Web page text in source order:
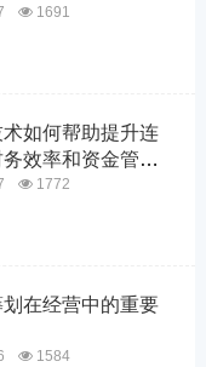
1691
如何帮助提升连
效率和资金管
1772
在经营中的重要
1584